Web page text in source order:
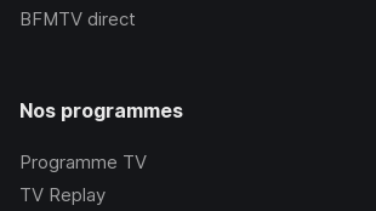
BFMTV direct
Nos programmes
Programme TV
TV Replay